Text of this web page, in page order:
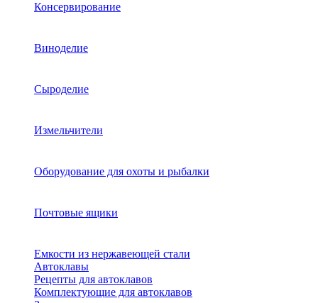
Консервирование
Виноделие
Сыроделие
Измельчители
Оборудование для охоты и рыбалки
Почтовые ящики
Емкости из нержавеющей стали
Автоклавы
Рецепты для автоклавов
Комплектующие для автоклавов